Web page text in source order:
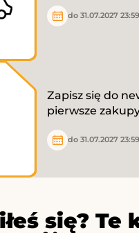
do 31.07.2027 23:59
Zapisz się do
pierwsze
do 31.07.2027 23:59
się?